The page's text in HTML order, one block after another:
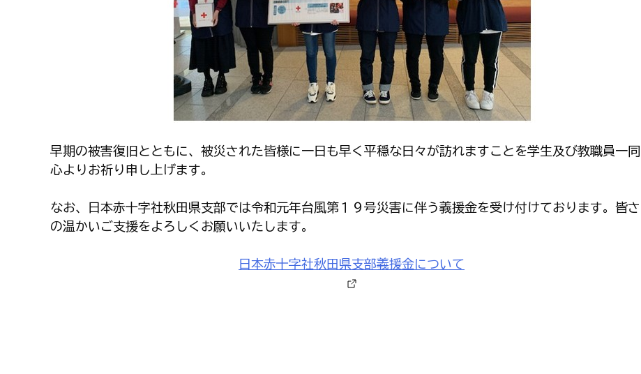
早期の被害復旧とともに、被災された皆様に一日も早く平穏な日々が訪れますことを学生及び教職員一同
心よりお祈り申し上げます。
なお、日本赤十字社秋田県支部では令和元年台風第１９号災害に伴う義援金を受け付けております。皆
の温かいご支援をよろしくお願いいたします。
日本赤十字社秋田県支部義援金について